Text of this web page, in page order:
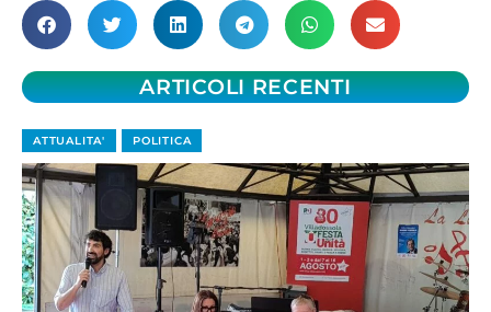
ARTICOLI RECENTI
ATTUALITA' POLITICA